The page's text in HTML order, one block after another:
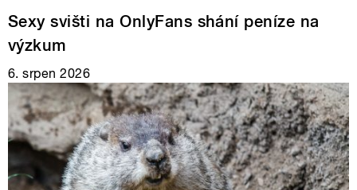
Sexy svišti na OnlyFans shání peníze na
výzkum
6. srpen 2026